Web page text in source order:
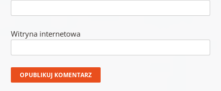
Witryna internetowa